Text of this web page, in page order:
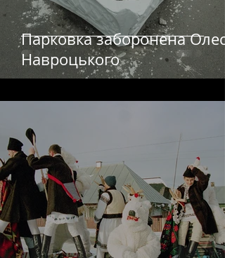
Парковка заборонена Олеся
Навроцького